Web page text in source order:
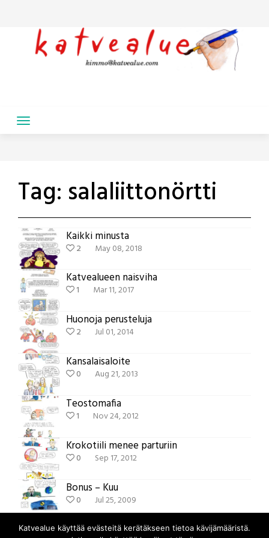
Tag: salaliittonörtti
Kaikki minusta
2 May 08, 2018
Katvealueen naisviha
1 Mar 11, 2017
Huonoja perusteluja
2 Jul 01, 2014
Kansalaisaloite
0 Aug 21, 2013
Teostomafia
1 Nov 24, 2012
Krokotiili menee parturiin
0 Sep 17, 2012
Bonus – Kuu
0 Jul 25, 2009
Katvealue käyttää evästeitä kerätäkseen tietoa kävijämääristä.